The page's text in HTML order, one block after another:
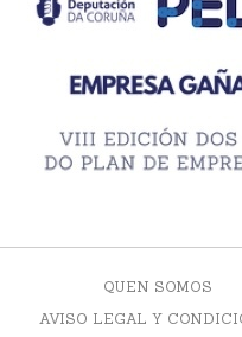
QUEN SOMOS
AVISO LEGAL Y